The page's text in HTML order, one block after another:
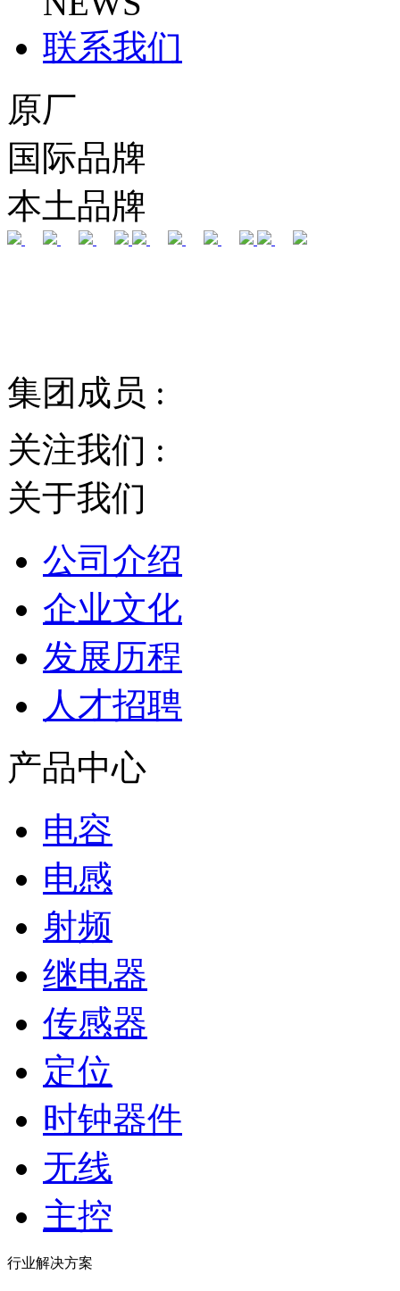
联系我们
原厂
国际品牌
本土品牌
集团成员 :
关注我们 :
关于我们
公司介绍
企业文化
发展历程
人才招聘
产品中心
电容
电感
射频
继电器
传感器
定位
时钟器件
无线
主控
行业解决方案